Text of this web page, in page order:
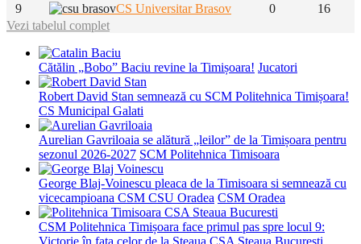
9
CS Universitar Brasov 0
16
Vezi tabelul complet
Cătălin „Bobo” Baciu revine la Timișoara! Jucatori
Robert David Stan semnează cu SCM Politehnica Timișoara!
CS Municipal Galati
Aurelian Gavriloaia se alătură „leilor” de la Timișoara pentru
sezonul 2026-2027 SCM Politehnica Timisoara
George Blaj-Voinescu pleaca de la Timisoara si semnează cu
vicecampioana CSM CSU Oradea CSM Oradea
CSM Politehnica Timișoara face primul pas spre locul 9:
Victorie în fața celor de la Steaua CSA Steaua Bucuresti